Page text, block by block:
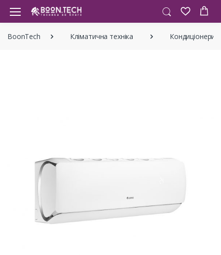
BoonTech Кліматична техніка Кондиціонери